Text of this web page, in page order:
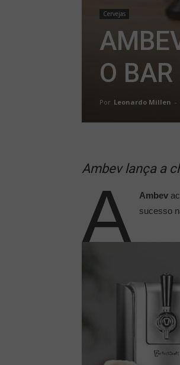
Cervejas
O
Por Leonardo Millen -
Ambev lança a
A Ambev
sucesso